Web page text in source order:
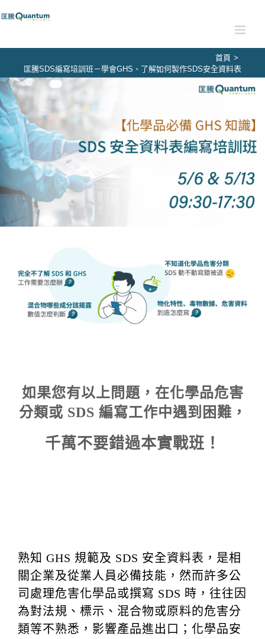
to
首頁 >
匡騰SDS編寫培訓班－學會GHS、了解如何製作SDS安全資料表
如果您有以上問題，在化學品危害
分類或 SDS 編寫工作中遇到困難，
千萬不要錯過本實戰班！
熟知 GHS 規範及 SDS 安全資料表，是相
關企業及從業人員必備技能，然而許多公
司處理危害化學品或撰寫 SDS 時，往往因
為對法規、標示、混合物或原料的危害分
類等不熟悉，影響產品進出口；化學品安